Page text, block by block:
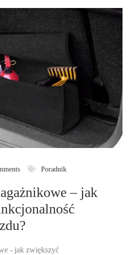
Poradnik
– jak
- jak zwiększyć